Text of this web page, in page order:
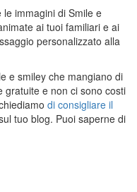
immagini di Smile e
ai tuoi familiari e ai
personalizzato alla
e smiley che mangiano di
gratuite e non ci sono costi
di consigliare il
tuo blog. Puoi saperne di